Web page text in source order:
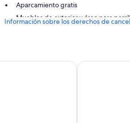
Aparcamiento gratis
Muebles de exterior y área para
de alta calidad, por no hablar de
Información sobre los derechos de
Entre Hualles y